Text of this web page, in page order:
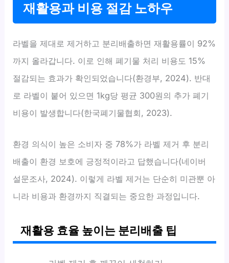
재활용과 비용 절감 노하우
라벨을 제대로 제거하고 분리배출하면 재활용률이 92%
까지 올라갑니다. 이로 인해 폐기물 처리 비용도 15%
절감되는 효과가 확인되었습니다(환경부, 2024). 반대
로 라벨이 붙어 있으면 1kg당 평균 300원의 추가 폐기
비용이 발생합니다(한국폐기물협회, 2023).
환경 의식이 높은 소비자 중 78%가 라벨 제거 후 분리
배출이 환경 보호에 긍정적이라고 답했습니다(네이버
설문조사, 2024). 이렇게 라벨 제거는 단순히 미관뿐 아
니라 비용과 환경까지 직결되는 중요한 과정입니다.
재활용 효율 높이는 분리배출 팁